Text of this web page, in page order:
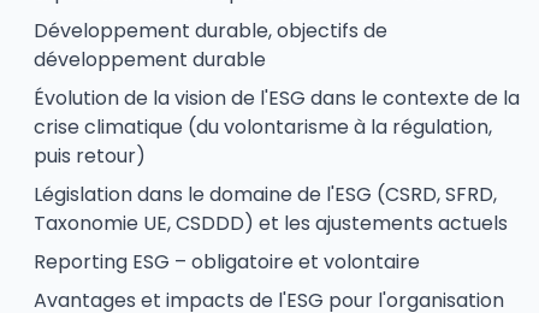
Développement durable, objectifs de
développement durable
Évolution de la vision de l'ESG dans le contexte de la
crise climatique (du volontarisme à la régulation,
puis retour)
Législation dans le domaine de l'ESG (CSRD, SFRD,
Taxonomie UE, CSDDD) et les ajustements actuels
Reporting ESG – obligatoire et volontaire
Avantages et impacts de l'ESG pour l'organisation